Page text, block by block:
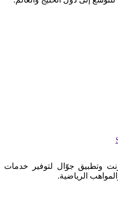
وتطبيق جوّال لتوفير خدمات
الرياضية.